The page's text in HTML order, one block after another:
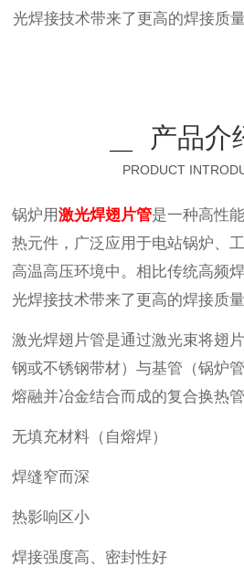
光焊接技术带来了更高的焊接质
产品介
PRODUCT
锅炉用激光焊翅片管是一种高性
热元件，广泛应用于电站锅炉、
高温高压环境中。相比传统高频
光焊接技术带来了更高的焊接质
激光焊翅片管是通过激光束将翅
钢或不锈钢带材）与基管（锅炉
熔融并冶金结合而成的复合换热
无填充材料（自熔焊）
焊缝窄而深
热影响区小
焊接强度高、密封性好